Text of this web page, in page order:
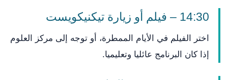
14:30 – فيلم أو زيارة تيكنيكويست
اختر الفيلم في الأيام الممطرة، أو توجه إلى مركز العلوم
إذا كان البرنامج عائليا وتعليميا.